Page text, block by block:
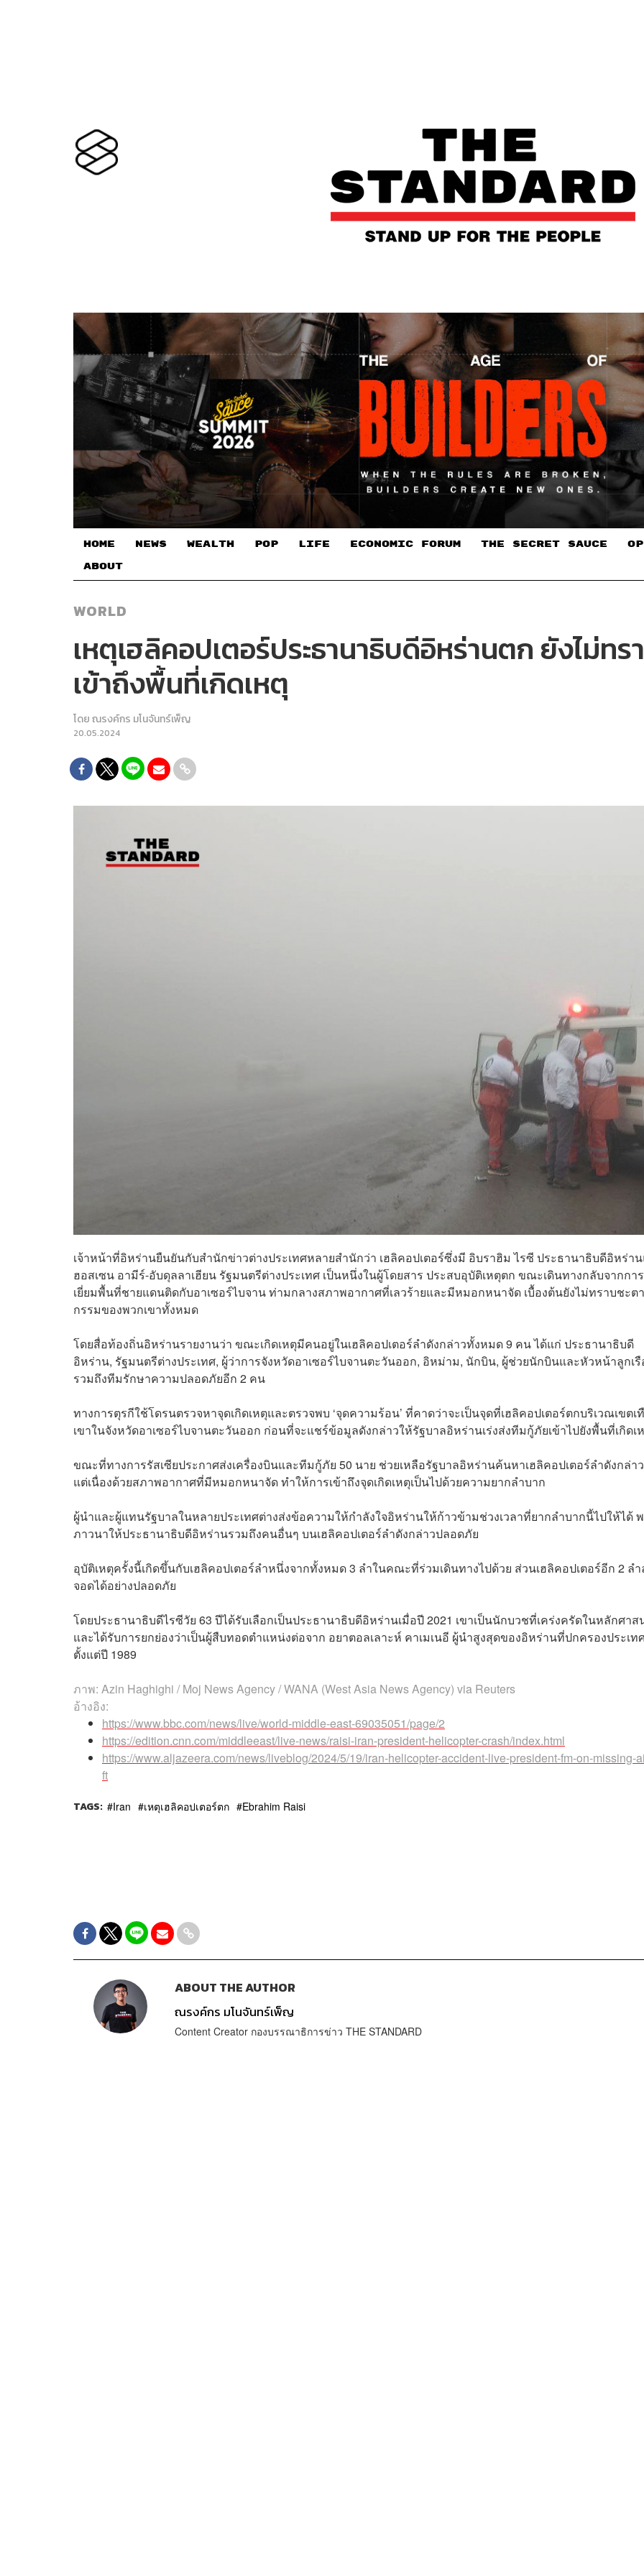
HOME NEWS WEALTH POP LIFE ECONOMIC FORUM THE SECRET SAUCE​
ABOUT
WORLD
เหตุเฮลิคอปเตอร์ประธานาธิบดีอิหร่านตก ยังไม่ท
เข้าถึงพื้นที่เกิดเหตุ
โดยณรงค์กร มโนจันทร์เพ็ญ
20.05.2024
เจ้าหน้าที่อิหร่านยืนยันกับสำนักข่าวต่างประเทศหลายสำนักว่า เฮลิคอปเตอร์ซึ่งมี อิบราฮิม ไรซี ประธานาธิบดีอิหร่า
ฮอสเซน อามีร์-อับดุลลาเฮียน รัฐมนตรีต่างประเทศ เป็นหนึ่งในผู้โดยสาร ประสบอุบัติเหตุตก ขณะเดินทางกลับจากการ
เยี่ยมพื้นที่ชายแดนติดกับอาเซอร์ไบจาน ท่ามกลางสภาพอากาศที่เลวร้ายและมีหมอกหนาจัด เบื้องต้นยังไม่ทราบชะตา
กรรมของพวกเขาทั้งหมด
โดยสื่อท้องถิ่นอิหร่านรายงานว่า ขณะเกิดเหตุมีคนอยู่ในเฮลิคอปเตอร์ลำดังกล่าวทั้งหมด 9 คน ได้แก่ ประธานาธิบดี
อิหร่าน, รัฐมนตรีต่างประเทศ, ผู้ว่าการจังหวัดอาเซอร์ไบจานตะวันออก, อิหม่าม, นักบิน, ผู้ช่วยนักบินและหัวหน้าลูกเ
รวมถึงทีมรักษาความปลอดภัยอีก 2 คน
ทางการตุรกีใช้โดรนตรวจหาจุดเกิดเหตุและตรวจพบ ‘จุดความร้อน’ ที่คาดว่าจะเป็นจุดที่เฮลิคอปเตอร์ตกบริเวณเขตเ
เขาในจังหวัดอาเซอร์ไบจานตะวันออก ก่อนที่จะแชร์ข้อมูลดังกล่าวให้รัฐบาลอิหร่านเร่งส่งทีมกู้ภัยเข้าไปยังพื้นที่เกิดเ
ขณะที่ทางการรัสเซียประกาศส่งเครื่องบินและทีมกู้ภัย 50 นาย ช่วยเหลือรัฐบาลอิหร่านค้นหาเฮลิคอปเตอร์ลำดังกล่า
แต่เนื่องด้วยสภาพอากาศที่มีหมอกหนาจัด ทำให้การเข้าถึงจุดเกิดเหตุเป็นไปด้วยความยากลำบาก
ผู้นำและผู้แทนรัฐบาลในหลายประเทศต่างส่งข้อความให้กำลังใจอิหร่านให้ก้าวข้ามช่วงเวลาที่ยากลำบากนี้ไปให้ได้
ภาวนาให้ประธานาธิบดีอิหร่านรวมถึงคนอื่นๆ บนเฮลิคอปเตอร์ลำดังกล่าวปลอดภัย
อุบัติเหตุครั้งนี้เกิดขึ้นกับเฮลิคอปเตอร์ลำหนึ่งจากทั้งหมด 3 ลำในคณะที่ร่วมเดินทางไปด้วย ส่วนเฮลิคอปเตอร์อีก 2 ลำ
จอดได้อย่างปลอดภัย
โดยประธานาธิบดีไรซีวัย 63 ปีได้รับเลือกเป็นประธานาธิบดีอิหร่านเมื่อปี 2021 เขาเป็นนักบวชที่เคร่งครัดในหลักศาส
และได้รับการยกย่องว่าเป็นผู้สืบทอดตำแหน่งต่อจาก อยาตอลเลาะห์ คาเมเนอี ผู้นำสูงสุดของอิหร่านที่ปกครองประเท
ตั้งแต่ปี 1989
ภาพ: Azin Haghighi / Moj News Agency / WANA (West Asia News Agency) via Reuters
อ้างอิง:
https://www.bbc.com/news/live/world-middle-east-69035051/page/2
https://edition.cnn.com/middleeast/live-news/raisi-iran-president-helicopter-crash/index.html
https://www.aljazeera.com/news/liveblog/2024/5/19/iran-helicopter-accident-live-president-fm-on-missing-
ft
TAGS: Iran เหตุเฮลิคอปเตอร์ตก Ebrahim Raisi
ABOUT THE AUTHOR
ณรงค์กร มโนจันทร์เพ็ญ
Content Creator กองบรรณาธิการข่าว THE STANDARD